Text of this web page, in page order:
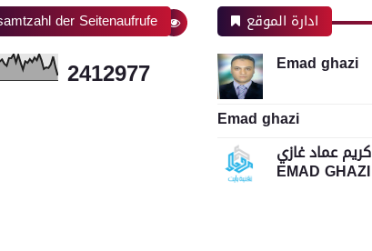
der Seitenaufrufe
2412977
ادارة الموقع
Emad ghazi
Emad ghazi
كريم عماد غازي - KAREEM
EMAD GHAZI